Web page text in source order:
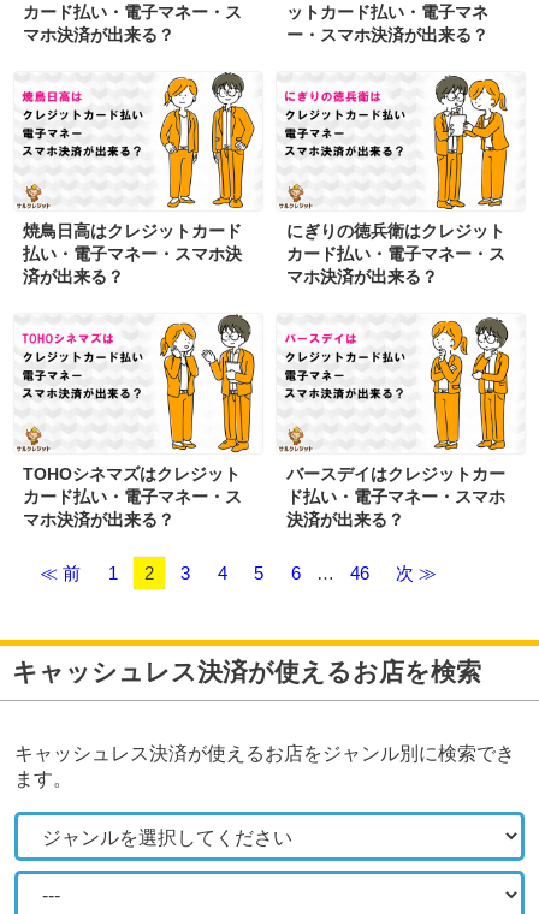
カード払い・電子マネー・ス
マホ決済が出来る？
ットカード払い・電子マネ
ー・スマホ決済が出来る？
焼鳥日高はクレジットカード
払い・電子マネー・スマホ決
済が出来る？
にぎりの徳兵衛はクレジット
カード払い・電子マネー・ス
マホ決済が出来る？
TOHOシネマズはクレジット
カード払い・電子マネー・ス
マホ決済が出来る？
バースデイはクレジットカー
ド払い・電子マネー・スマホ
決済が出来る？
≪ 前 1 2 3 4 5 6 … 46 次 ≫
キャッシュレス決済が使えるお店を検索
キャッシュレス決済が使えるお店をジャンル別に検索でき
ます。